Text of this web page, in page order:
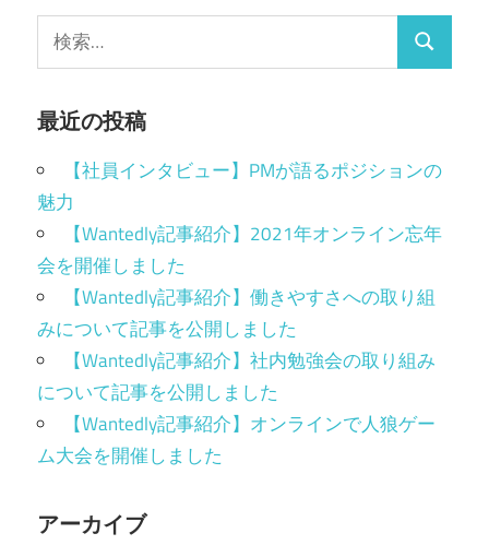
最近の投稿
【社員インタビュー】PMが語るポジションの
魅力
【Wantedly記事紹介】2021年オンライン忘年
会を開催しました
【Wantedly記事紹介】働きやすさへの取り組
みについて記事を公開しました
【Wantedly記事紹介】社内勉強会の取り組み
について記事を公開しました
【Wantedly記事紹介】オンラインで人狼ゲー
ム大会を開催しました
アーカイブ